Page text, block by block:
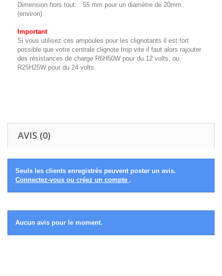
Dimension hors tout: : 55 mm pour un diamètre de 20mm
(environ)
Important
Si vous utilisez ces ampoules pour les clignotants il est fort
possible que votre centrale clignote trop vite il faut alors rajouter
des résistances de charge R6H50W pour du 12 volts, ou
R25H25W pour du 24 volts.
AVIS (0)
Seuls les clients enregistrés peuvent poster un avis.
Connectez-vous ou créez un compte .
Aucun avis pour le moment.